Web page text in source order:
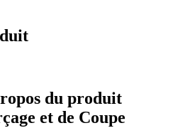
du produit
et de Coupe